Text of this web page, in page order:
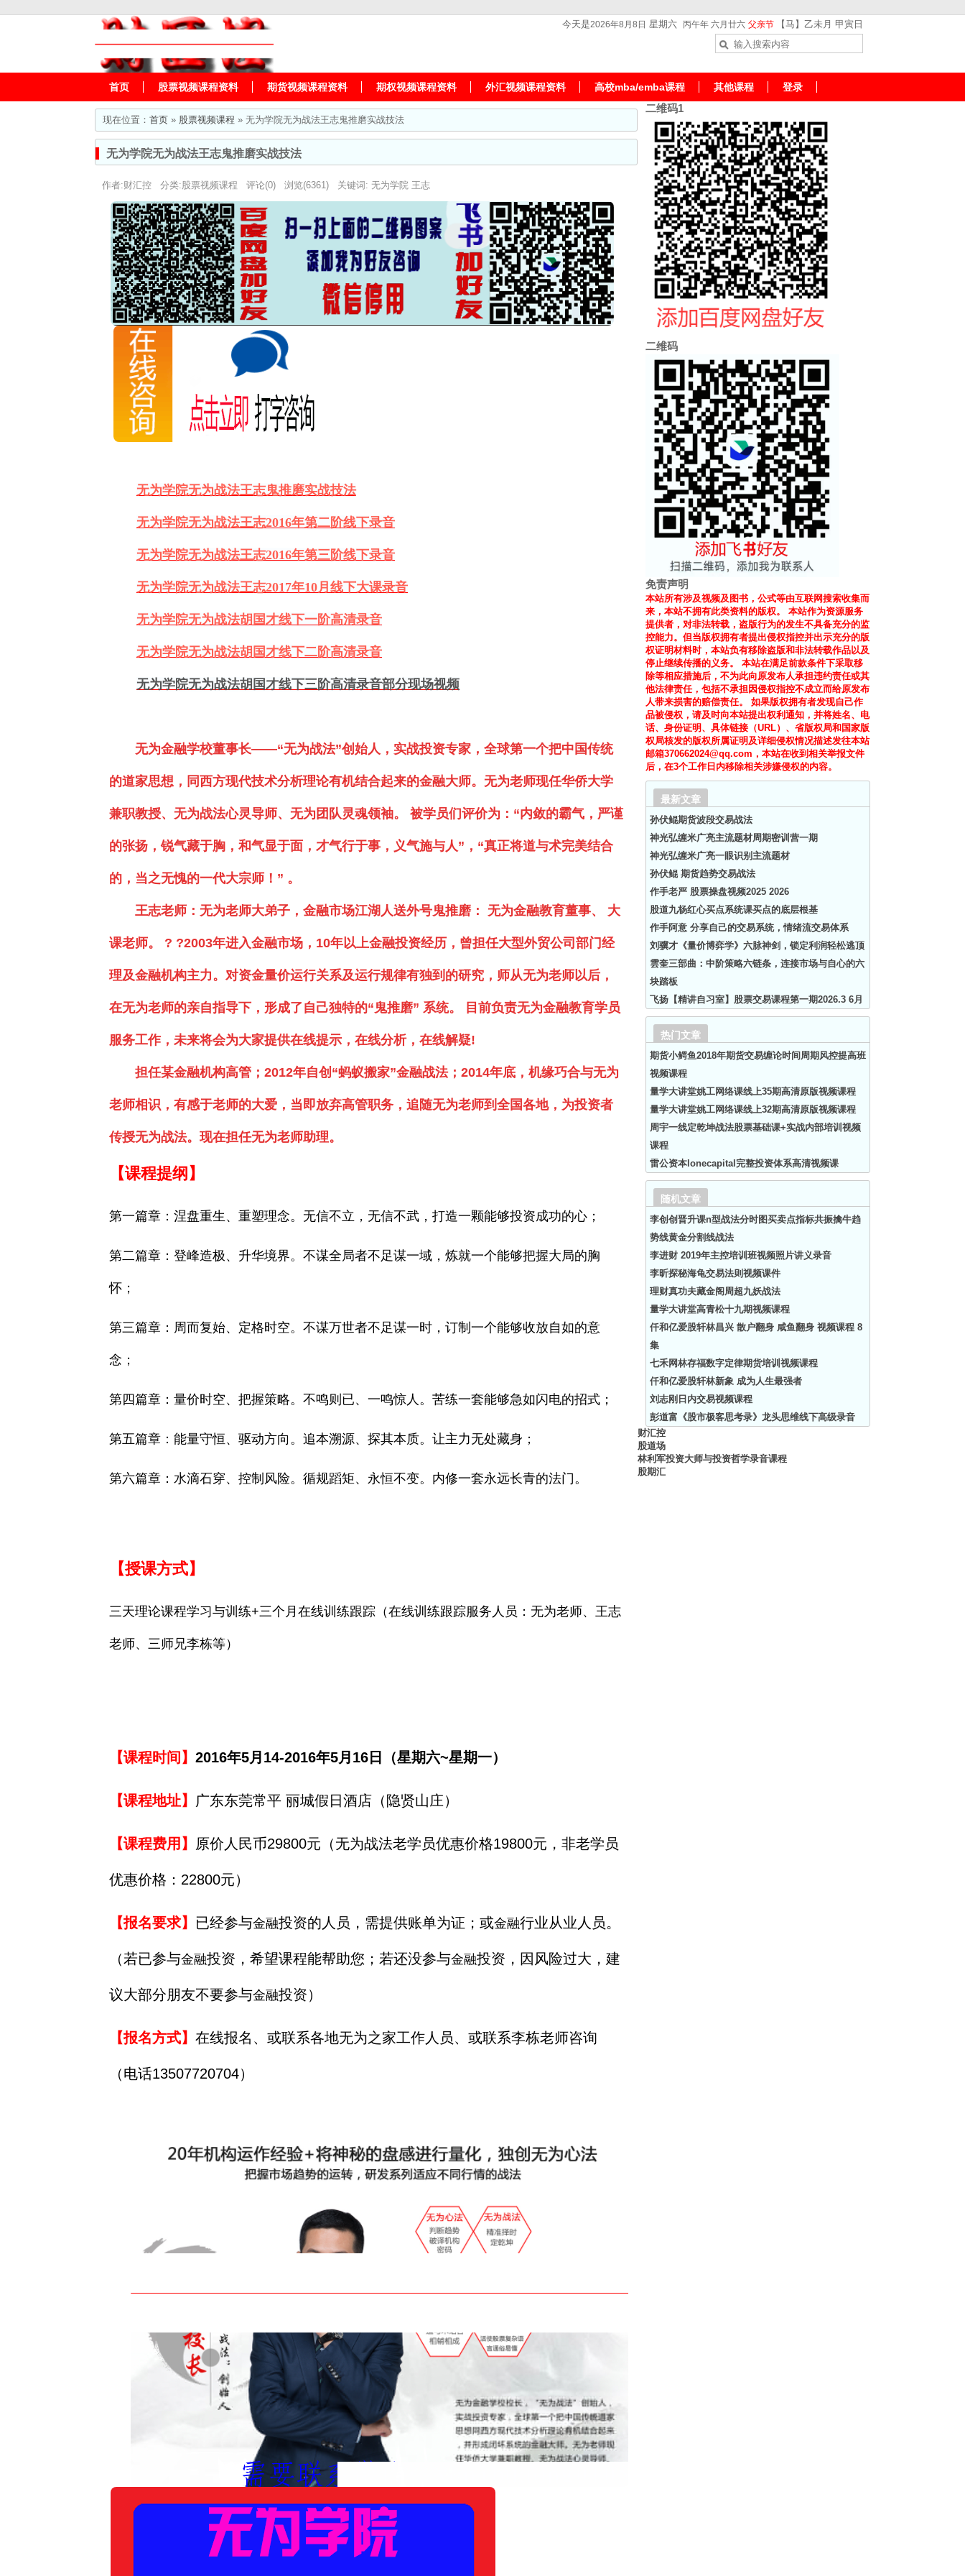
今天是2026年8月8日 星期六 丙午年 六月廿六 父亲节 【马】乙未月 甲寅日
首页 股票视频课程资料 期货视频课程资料 期权视频课程资料 外汇视频课程资料 高校mba/emba课程 其他课程 登录
现在位置： 首页 » 股票视频课程 » 无为学院无为战法王志鬼推磨实战技法
无为学院无为战法王志鬼推磨实战技法
作者:财汇控 分类:股票视频课程 评论(0) 浏览(6361) 关键词: 无为学院 王志
无为学院无为战法王志鬼推磨实战技法
无为学院无为战法王志2016年第二阶线下录音
无为学院无为战法王志2016年第三阶线下录音
无为学院无为战法王志2017年10月线下大课录音
无为学院无为战法胡国才线下一阶高清录音
无为学院无为战法胡国才线下二阶高清录音
无为学院无为战法胡国才线下三阶高清录音部分现场视频
无为金融学校董事长——“无为战法”创始人，实战投资专家，全球第一个把中国传统
的道家思想，同西方现代技术分析理论有机结合起来的金融大师。无为老师现任华侨大学
兼职教授、无为战法心灵导师、无为团队灵魂领袖。 被学员们评价为：“内敛的霸气，严谨
的张扬，锐气藏于胸，和气显于面，才气行于事，义气施与人”，“真正将道与术完美结合
的，当之无愧的一代大宗师！ ” 。
王志老师：无为老师大弟子，金融市场江湖人送外号鬼推磨： 无为金融教育董事、 大
课老师。 ? ?2003年进入金融市场，10年以上金融投资经历，曾担任大型外贸公司部门经
理及金融机构主力。 对资金量价运行关系及运行规律有独到的研究，师从无为老师以后，
在无为老师的亲自指导下，形成了自己独特的“鬼推磨” 系统。 目前负责无为金融教育学员
服务工作，未来将会为大家提供在线提示，在线分析，在线解疑!
担任某金融机构高管；2012年自创“蚂蚁搬家”金融战法；2014年底，机缘巧合与无为
老师相识，有感于老师的大爱，当即放弃高管职务，追随无为老师到全国各地，为投资者
传授无为战法。现在担任无为老师助理。
【课程提纲】
第一篇章：涅盘重生、重塑理念。无信不立，无信不武，打造一颗能够投资成功的心；
第二篇章：登峰造极、升华境界。不谋全局者不足谋一域，炼就一个能够把握大局的胸
怀；
第三篇章：周而复始、定格时空。不谋万世者不足谋一时，订制一个能够收放自如的意
念；
第四篇章：量价时空、把握策略。不鸣则已、一鸣惊人。苦练一套能够急如闪电的招式；
第五篇章：能量守恒、驱动方向。追本溯源、探其本质。让主力无处藏身；
第六篇章：水滴石穿、控制风险。循规蹈矩、永恒不变。内修一套永远长青的法门。
【授课方式】
三天理论课程学习与训练+三个月在线训练跟踪（在线训练跟踪服务人员：无为老师、王志
老师、三师兄李栋等）
【课程时间】 2016年5月14-2016年5月16日（星期六~星期一）
【课程地址】 广东东莞常平 丽城假日酒店（隐贤山庄）
【课程费用】 原价人民币29800元（无为战法老学员优惠价格19800元，非老学员
优惠价格：22800元）
【报名要求】 已经参与金融投资的人员，需提供账单为证；或金融行业从业人员。
（若已参与金融投资，希望课程能帮助您；若还没参与金融投资，因风险过大，建
议大部分朋友不要参与金融投资）
【报名方式】 在线报名、或联系各地无为之家工作人员、或联系李栋老师咨询
（电话13507720704）
二维码1
二维码
免责声明
本站所有涉及视频及图书，公式等由互联网搜索收集而
来，本站不拥有此类资料的版权。 本站作为资源服务
提供者，对非法转载，盗版行为的发生不具备充分的监
控能力。但当版权拥有者提出侵权指控并出示充分的版
权证明材料时，本站负有移除盗版和非法转载作品以及
停止继续传播的义务。 本站在满足前款条件下采取移
除等相应措施后，不为此向原发布人承担违约责任或其
他法律责任，包括不承担因侵权指控不成立而给原发布
人带来损害的赔偿责任。 如果版权拥有者发现自己作
品被侵权，请及时向本站提出权利通知，并将姓名、电
话、身份证明、具体链接（URL）、省版权局和国家版
权局核发的版权所属证明及详细侵权情况描述发往本站
邮箱370662024@qq.com，本站在收到相关举报文件
后，在3个工作日内移除相关涉嫌侵权的内容。
最新文章
孙伏鲲期货波段交易战法
神光弘缠米广亮主流题材周期密训营一期
神光弘缠米广亮一眼识别主流题材
孙伏鲲 期货趋势交易战法
作手老严 股票操盘视频2025 2026
股道九杨红心买点系统课买点的底层根基
作手阿意 分享自己的交易系统，情绪流交易体系
刘骥才《量价博弈学》六脉神剑，锁定利润轻松逃顶
雲奎三部曲：中阶策略六链条，连接市场与自心的六
块踏板
飞扬【精讲自习室】股票交易课程第一期2026.3 6月
热门文章
期货小鳄鱼2018年期货交易缠论时间周期风控提高班
视频课程
量学大讲堂姚工网络课线上35期高清原版视频课程
量学大讲堂姚工网络课线上32期高清原版视频课程
周宇一线定乾坤战法股票基础课+实战内部培训视频
课程
雷公资本lonecapital完整投资体系高清视频课
随机文章
李创创晋升课n型战法分时图买卖点指标共振擒牛趋
势线黄金分割线战法
李进财 2019年主控培训班视频照片讲义录音
李昕探秘海龟交易法则视频课件
理财真功夫藏金阁周超九妖战法
量学大讲堂高青松十九期视频课程
仟和亿爱股轩林昌兴 散户翻身 咸鱼翻身 视频课程 8
集
七禾网林存福数字定律期货培训视频课程
仟和亿爱股轩林新象 成为人生最强者
刘志刚日内交易视频课程
彭道富《股市极客思考录》龙头思维线下高级录音
财汇控
股道场
林利军投资大师与投资哲学录音课程
股期汇